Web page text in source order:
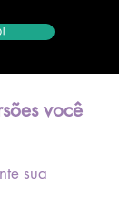
você
sua